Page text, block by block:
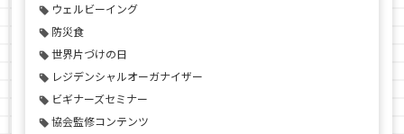
ウェルビーイング
防災食
世界片づけの日
レジデンシャルオーガナイザー
ビギナーズセミナー
協会監修コンテンツ